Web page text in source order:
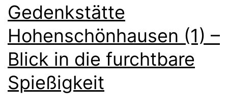
Gedenkstätte
Hohenschönhausen (1) –
Blick in die furchtbare
Spießigkeit